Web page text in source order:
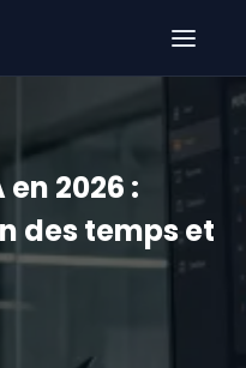
2026 :
des temps et